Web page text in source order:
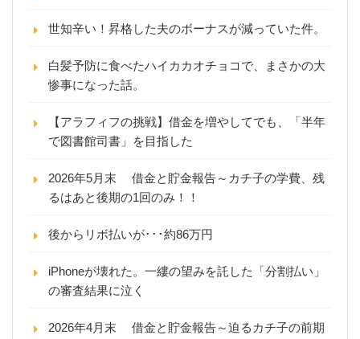
世知辛い！昇格した夫のボーナスが減っていた件。
白髪予防に食べたハイカカオチョコで、まさかの大
惨事になった話。
【アラフィフの挑戦】借金を増やしてでも、「半年
で図書館司書」を目指した
2026年5月末 借金と貯金報告～カチ子の学費、残
るはあと後期の1回のみ！！
後からリボ払いが･･･約86万円
iPhoneが壊れた。一縷の望みを託した「分割払い」
の審査結果に泣く
2026年4月末 借金と貯金報告～迫るカチ子の前期